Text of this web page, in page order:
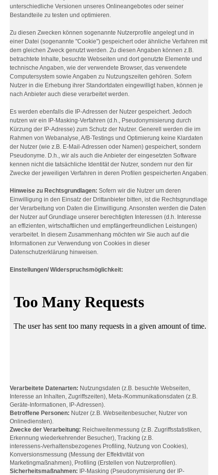
unterschiedliche Versionen unseres Onlineangebotes oder seiner
Bestandteile zu testen und optimieren.
Zu diesen Zwecken können sogenannte Nutzerprofile angelegt und in
einer Datei (sogenannte "Cookie") gespeichert oder ähnliche Verfahren mit
dem gleichen Zweck genutzt werden. Zu diesen Angaben können z.B.
betrachtete Inhalte, besuchte Webseiten und dort genutzte Elemente und
technische Angaben, wie der verwendete Browser, das verwendete
Computersystem sowie Angaben zu Nutzungszeiten gehören. Sofern
Nutzer in die Erhebung ihrer Standortdaten eingewilligt haben, können je
nach Anbieter auch diese verarbeitet werden.
Es werden ebenfalls die IP-Adressen der Nutzer gespeichert. Jedoch
nutzen wir ein IP-Masking-Verfahren (d.h., Pseudonymisierung durch
Kürzung der IP-Adresse) zum Schutz der Nutzer. Generell werden die im
Rahmen von Webanalyse, A/B-Testings und Optimierung keine Klardaten
der Nutzer (wie z.B. E-Mail-Adressen oder Namen) gespeichert, sondern
Pseudonyme. D.h., wir als auch die Anbieter der eingesetzten Software
kennen nicht die tatsächliche Identität der Nutzer, sondern nur den für
Zwecke der jeweiligen Verfahren in deren Profilen gespeicherten Angaben.
Hinweise zu Rechtsgrundlagen: Sofern wir die Nutzer um deren
Einwilligung in den Einsatz der Drittanbieter bitten, ist die Rechtsgrundlage
der Verarbeitung von Daten die Einwilligung. Ansonsten werden die Daten
der Nutzer auf Grundlage unserer berechtigten Interessen (d.h. Interesse
an effizienten, wirtschaftlichen und empfängerfreundlichen Leistungen)
verarbeitet. In diesem Zusammenhang möchten wir Sie auch auf die
Informationen zur Verwendung von Cookies in dieser
Datenschutzerklärung hinweisen.
Einstellungen/ Widerspruchsmöglichkeit:
Verarbeitete Datenarten: Nutzungsdaten (z.B. besuchte Webseiten,
Interesse an Inhalten, Zugriffszeiten), Meta-/Kommunikationsdaten (z.B.
Geräte-Informationen, IP-Adressen).
Betroffene Personen: Nutzer (z.B. Webseitenbesucher, Nutzer von
Onlinediensten).
Zwecke der Verarbeitung: Reichweitenmessung (z.B. Zugriffsstatistiken,
Erkennung wiederkehrender Besucher), Tracking (z.B.
interessens-/verhaltensbezogenes Profiling, Nutzung von Cookies),
Konversionsmessung (Messung der Effektivität von
Marketingmaßnahmen), Profiling (Erstellen von Nutzerprofilen).
Sicherheitsmaßnahmen: IP-Masking (Pseudonymisierung der IP-